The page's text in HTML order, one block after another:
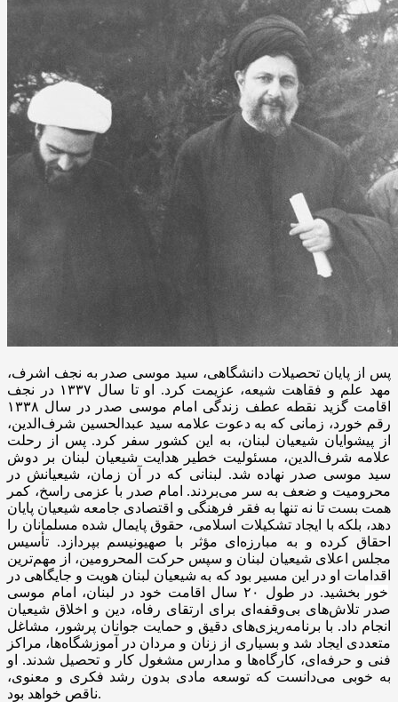
پس از پایان تحصیلات دانشگاهی، سید موسی صدر به نجف اشرف،
مهد علم و فقاهت شیعه، عزیمت کرد. او تا سال ۱۳۳۷ در نجف
اقامت گزید نقطه عطف زندگی امام موسی صدر در سال ۱۳۳۸
رقم خورد، زمانی که به دعوت علامه سید عبدالحسین شرف‌الدین،
از پیشوایان شیعیان لبنان، به این کشور سفر کرد. پس از رحلت
علامه شرف‌الدین، مسئولیت خطیر هدایت شیعیان لبنان بر دوش
سید موسی صدر نهاده شد. لبنانی که در آن زمان، شیعیانش در
محرومیت و ضعف به سر می‌بردند. امام صدر با عزمی راسخ، کمر
همت بست تا نه تنها به فقر فرهنگی و اقتصادی جامعه شیعیان پایان
دهد، بلکه با ایجاد تشکیلات اسلامی، حقوق پایمال شده مسلمانان را
احقاق کرده و به مبارزه‌ای مؤثر با صهیونیسم بپردازد. تأسیس
مجلس اعلای شیعیان لبنان و سپس حرکت
المحرومین، از مهم‌ترین
اقدامات او در این مسیر بود که به شیعیان لبنان هویت و جایگاهی در
خور
بخشید. در طول ۲۰ سال اقامت خود در لبنان، امام موسی
صدر تلاش‌های بی‌وقفه‌ای برای ارتقای رفاه، دین و اخلاق شیعیان
انجام داد. با برنامه‌ریزی‌های دقیق و حمایت جوانان پرشور، مشاغل
متعددی ایجاد شد و بسیاری از زنان و مردان در آموزشگاه‌ها، مراکز
فنی و حرفه‌ای، کارگاه‌ها و مدارس مشغول کار و تحصیل شدند. او
به خوبی می‌دانست که توسعه مادی بدون رشد فکری و معنوی،
ناقص خواهد بود.